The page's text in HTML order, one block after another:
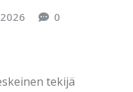
0
tekijä